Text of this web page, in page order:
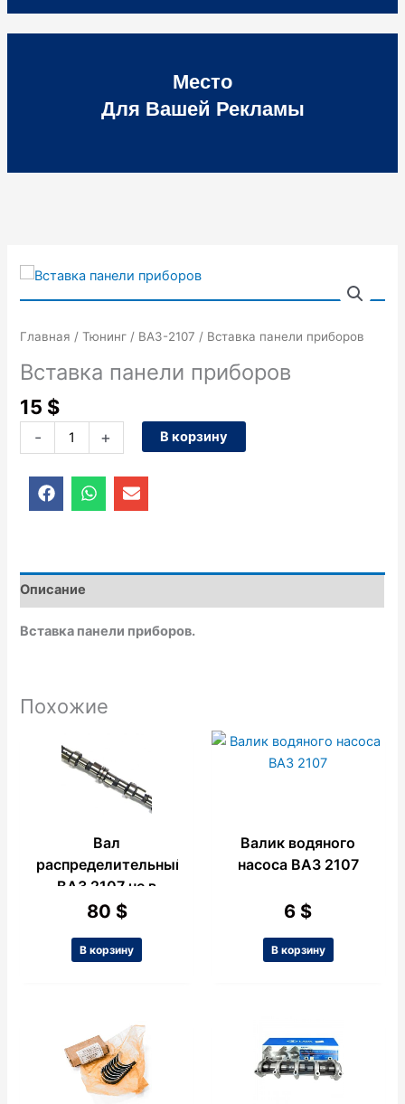
Место
Для Вашей Рекламы
Главная /Тюнинг / ВАЗ-2107 / Вставка панели приборов
Вставка панели приборов
15 $
-
Количество
товара
панели
приборов
+ В корзину
F
a
o
o
k
W
h
a
p
E
n
o
e
Описание
Вставка панели приборов.
Похожие
Вал
распределительный
ВАЗ 2107 не в
сборе
80 $
В корзину
Валик водяного
насоса ВАЗ 2107
6 $
В корзину